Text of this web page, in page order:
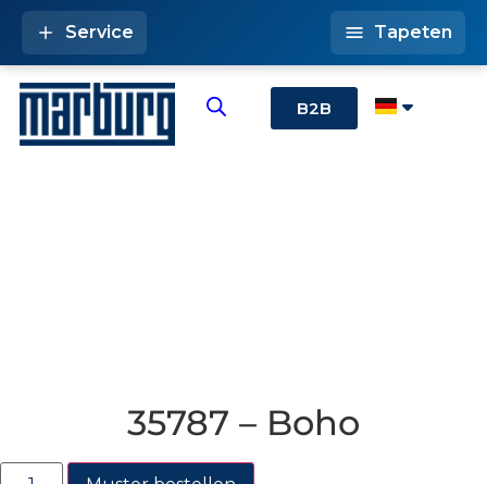
B2B
Service Tapeten
35787 – Boho